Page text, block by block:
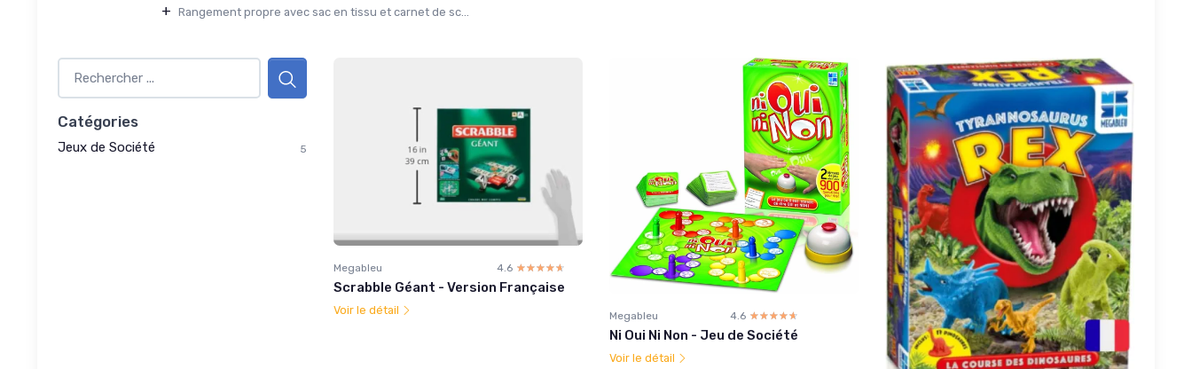
+ Rangement propre avec sac en tissu et carnet de sc...
Catégories
Jeux de Société 5
Megableu 4.6 ☆☆☆☆☆
★★★★★
Scrabble Géant - Version Française
Voir le détail Megableu 4.6 ☆☆☆☆☆
★★★★★
Ni Oui Ni Non - Jeu de Société
Voir le détail